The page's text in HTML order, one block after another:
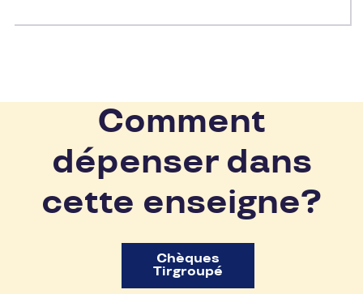
Comment
dépenser dans
cette enseigne?
Chèques
Tirgroupé